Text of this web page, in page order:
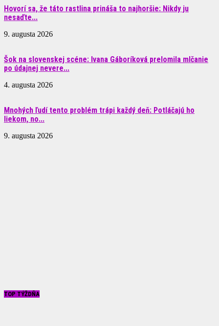
Hovorí sa, že táto rastlina prináša to najhoršie: Nikdy ju
nesaďte...
9. augusta 2026
Šok na slovenskej scéne: Ivana Gáboríková prelomila mlčanie
po údajnej nevere...
4. augusta 2026
Mnohých ľudí tento problém trápi každý deň: Potláčajú ho
liekom, no...
9. augusta 2026
TOP TÝŽDŇA